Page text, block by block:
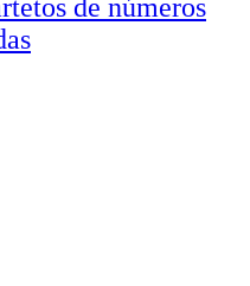
de números